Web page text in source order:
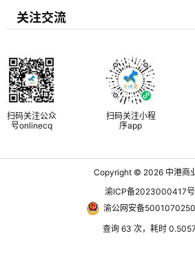
关注交流
扫码关注公众
号onlinecq
扫码关注小程
序app
Copyright © 2026 中港商
渝ICP备2023000417
渝公网安备
查询 63 次，耗时